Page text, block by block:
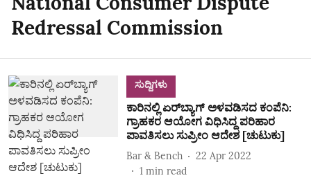
Redressal Commission
ಸುದ್ದಿಗಳು
ಕಾರಿನಲ್ಲಿ ಏರ್‌ಬ್ಯಾಗ್‌ ಅಳವಡಿಸದ ಕಂಪೆನಿ:
ಗ್ರಾಹಕರ ಆಯೋಗ ವಿಧಿಸಿದ್ದ ಪರಿಹಾರ
ಪಾವತಿಸಲು ಸುಪ್ರೀಂ ಆದೇಶ [ಚುಟುಕು]
Bar & Bench
22 Apr 2022
1 min read